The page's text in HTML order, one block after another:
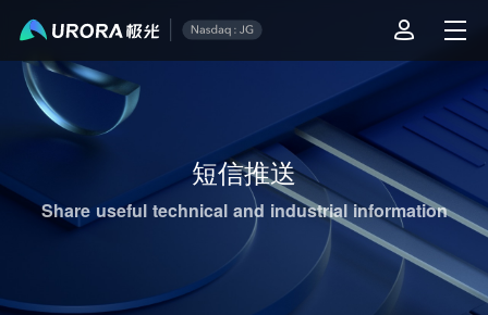
短信推送
Share useful technical and industrial information